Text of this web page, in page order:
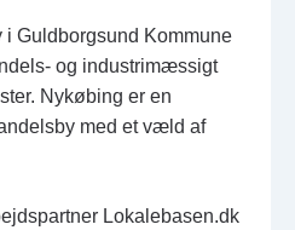
Guldborgsund Kommune
og industrimæssigt
Nykøbing er en
med et væld af
Lokalebasen.dk